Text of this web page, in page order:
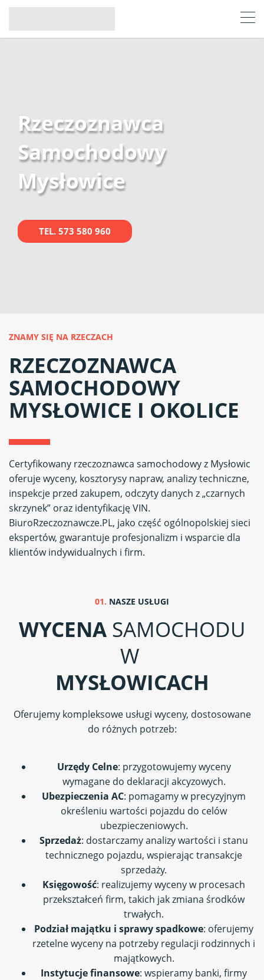
Rzeczoznawca
Samochodowy
Mysłowice
TEL. 573 580 960
ZNAMY SIĘ NA RZECZACH
RZECZOZNAWCA
SAMOCHODOWY
MYSŁOWICE I OKOLICE
Certyfikowany rzeczoznawca samochodowy z Mysłowic
oferuje wyceny, kosztorysy napraw, analizy techniczne,
inspekcje przed zakupem, odczyty danych z „czarnych
skrzynek” oraz identyfikację VIN.
BiuroRzeczoznawcze.PL, jako część ogólnopolskiej sieci
ekspertów, gwarantuje profesjonalizm i wsparcie dla
klientów indywidualnych i firm.
01. NASZE USŁUGI
WYCENA SAMOCHODU
W
MYSŁOWICACH
Oferujemy kompleksowe usługi wyceny, dostosowane
do różnych potrzeb:
Urzędy Celne: przygotowujemy wyceny
wymagane do deklaracji akcyzowych.
Ubezpieczenia AC: pomagamy w precyzyjnym
określeniu wartości pojazdu do celów
ubezpieczeniowych.
Sprzedaż: dostarczamy analizy wartości i stanu
technicznego pojazdu, wspierając transakcje
sprzedaży.
Księgowość: realizujemy wyceny w procesach
przekształceń firm, takich jak zmiana środków
trwałych.
Podział majątku i sprawy spadkowe: oferujemy
rzetelne wyceny na potrzeby regulacji rodzinnych i
majątkowych.
Instytucje finansowe: wspieramy banki, firmy